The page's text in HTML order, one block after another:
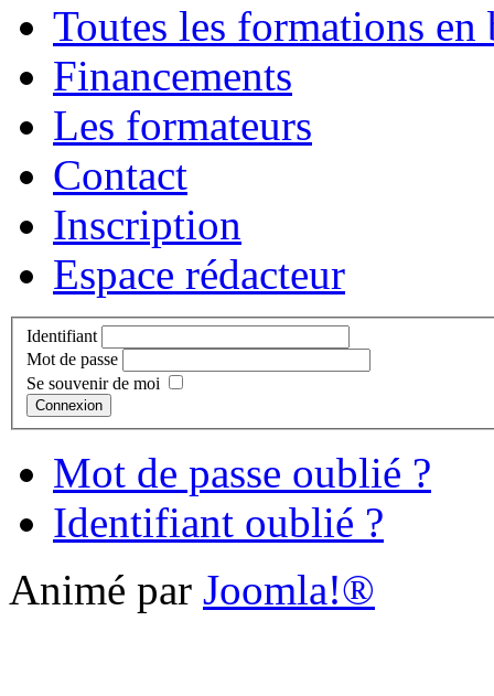
Toutes les formations en
Financements
Les formateurs
Contact
Inscription
Espace rédacteur
Identifiant
Mot de passe
Se souvenir de moi
Connexion
Mot de passe oublié ?
Identifiant oublié ?
Animé par Joomla!®